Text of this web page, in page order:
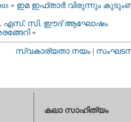
« ഇമ ഇഫ്‌താർ വിരുന്നും
എസ്. സി. ഈദ് ആഘോഷം
»
സ്വകാര്യതാ നയം |
കലാ സാഹിത്യം